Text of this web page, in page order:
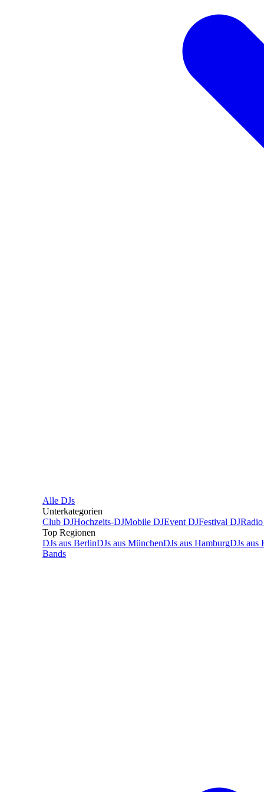
Alle DJs
Unterkategorien
Club DJHochzeits-DJMobile DJEvent DJFestival DJ
Top Regionen
DJs aus BerlinDJs aus MünchenDJs aus HamburgDJs aus
Bands